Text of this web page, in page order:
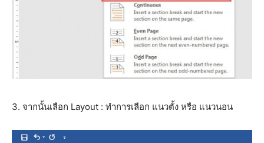
3. จากนั้นเลือก Layout : ทำการเลือก แนวตั้ง หรือ แนวนอน